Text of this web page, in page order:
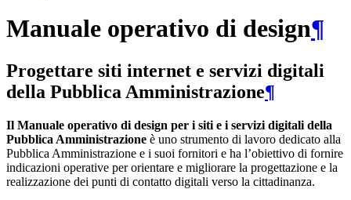
Manuale operativo di design¶
Progettare siti internet e servizi digitali
della Pubblica Amministrazione¶
Il Manuale operativo di design per i siti e i servizi digitali della
Pubblica Amministrazione è uno strumento di lavoro dedicato alla
Pubblica Amministrazione e i suoi fornitori e ha l’obiettivo di fornire
indicazioni operative per orientare e migliorare la progettazione e la
realizzazione dei punti di contatto digitali verso la cittadinanza.